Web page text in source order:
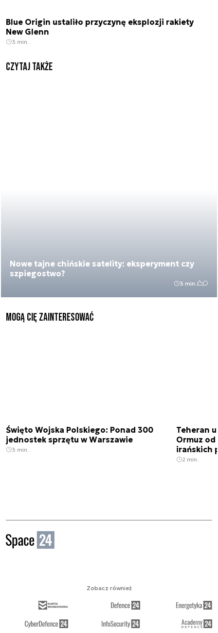
Blue Origin ustaliło przyczynę eksplozji rakiety
New Glenn
3 min.
Czytaj także
Nowe tajne chińskie satelity: eksperyment czy
szpiegostwo?
3 min.
Mogą Cię zainteresować
Święto Wojska Polskiego: Ponad 300
jednostek sprzętu w Warszawie
3 min.
Teheran
Ormuz
irańskich
2 min.
Zobacz również